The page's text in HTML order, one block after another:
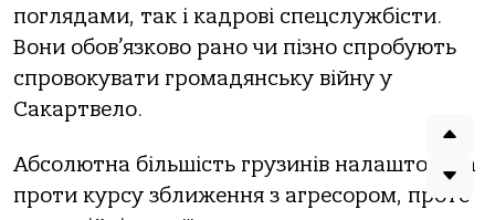
поглядами, так і кадрові спецслужбісти.
Вони обов’язково рано чи пізно спробують
спровокувати громадянську війну у
Сакартвело.
Абсолютна більшість грузинів налаштована
проти курсу зближення з агресором, проте